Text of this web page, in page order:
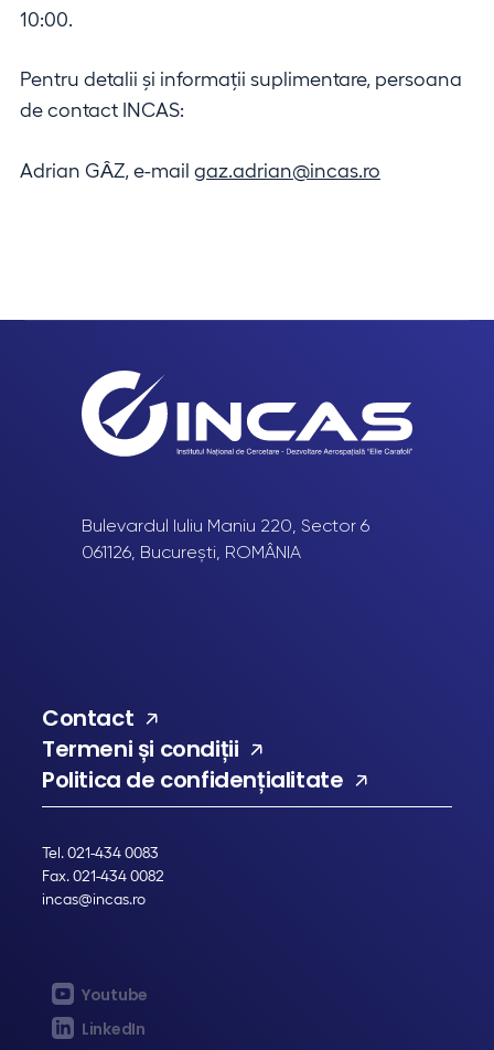
10:00.
Pentru detalii și informații suplimentare, persoana
de contact INCAS:
Adrian GȂZ, e-mail gaz.adrian@incas.ro
Contact
Termeni și condiții
Politica de confidențialitate
Tel. 021-434 0083
Fax. 021-434 0082
incas@incas.ro
Youtube
LinkedIn
Bulevardul Iuliu Maniu 220, Sector 6
061126, București, ROMÂNIA